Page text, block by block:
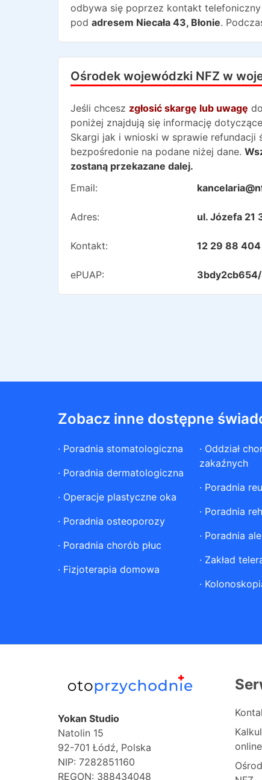
odbywa się poprzez kontakt
pod adresem Niecała 43, Błonie.
Ośrodek wojewódzki NFZ w
Jeśli chcesz zgłosić skargę lub uwagę
poniżej znajdują się informację
Skargi jak i wnioski w sprawie
bezpośredonie na podane niżej dane.
zostaną przekazane dalej.
Email:
Adres: ul. Józefa 21
Kontakt: 12 29 88 404
ePUAP: 3bdy2cb654/
Zobacz inne dostępne
· Poradnia stomatologiczna
· Poradnia dermatologiczna
· Operacje plastyczne oka
· Poradnia osteoporozy
· Poradnia chorób płuc
· Fizjoterapia domowa
· Oddział
zakaźnych
· Poradnia
· Poradnia
· Poradnia
· Zakład
·
Yokan Studio
Natolin 15
92-701 Łódź, Polska
NIP: 7282851160
REGON: 388434048
online